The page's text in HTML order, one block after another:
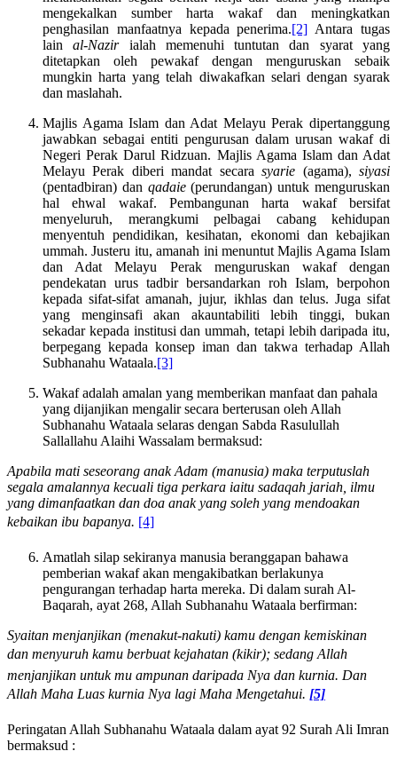
mengekalkan sumber harta wakaf dan meningkatkan
penghasilan manfaatnya kepada penerima.[2] Antara tugas
lainal-Nazir ialah memenuhi tuntutan dan syarat yang
ditetapkan oleh pewakaf dengan menguruskan sebaik
mungkin harta yang telah diwakafkan selari dengan syarak
dan maslahah.
Majlis Agama Islam dan Adat Melayu Perak dipertanggung
jawabkan sebagai entiti pengurusan dalam urusan wakaf di
Negeri Perak Darul Ridzuan. Majlis Agama Islam dan Adat
Melayu Perak diberi mandat secarasyarie (agama),siyasi
(pentadbiran) dan qadaie(perundangan) untuk menguruskan
hal ehwal wakaf. Pembangunan harta wakaf bersifat
menyeluruh, merangkumi pelbagai cabang kehidupan
menyentuh pendidikan, kesihatan, ekonomi dan kebajikan
ummah. Justeru itu, amanah ini menuntut Majlis Agama Islam
dan Adat Melayu Perak menguruskan wakaf dengan
pendekatan urus tadbir bersandarkan roh Islam, berpohon
kepada sifat-sifat amanah, jujur, ikhlas dan telus. Juga sifat
yang menginsafi akan akauntabiliti lebih tinggi, bukan
sekadar kepada institusi dan ummah, tetapi lebih daripada itu,
berpegang kepada konsep iman dan takwa terhadap Allah
Subhanahu Wataala.[3]
Wakaf adalah amalan yang memberikan manfaat dan pahala
yang dijanjikan mengalir secara berterusan oleh Allah
Subhanahu Wataala selaras dengan Sabda Rasulullah
Sallallahu Alaihi Wassalam bermaksud:
Apabila mati seseorang anak Adam (manusia) maka terputuslah
segala amalannya kecuali tiga perkara iaitu sadaqah jariah, ilmu
yang dimanfaatkan dan doa anak yang soleh yang mendoakan
kebaikan ibu bapanya. [4]
Amatlah silap sekiranya manusia beranggapan bahawa
pemberian wakaf akan mengakibatkan berlakunya
pengurangan terhadap harta mereka. Di dalam surah Al-
Baqarah, ayat 268, Allah Subhanahu Wataala berfirman:
Syaitan menjanjikan (menakut-nakuti) kamu dengan kemiskinan
dan menyuruh kamu berbuat kejahatan (kikir); sedang Allah
menjanjikan untuk mu ampunan daripada Nya dan kurnia. Dan
Allah Maha Luas kurnia Nya lagi Maha Mengetahui. [5]
Peringatan Allah Subhanahu Wataala dalam ayat 92 Surah Ali Imran
bermaksud :